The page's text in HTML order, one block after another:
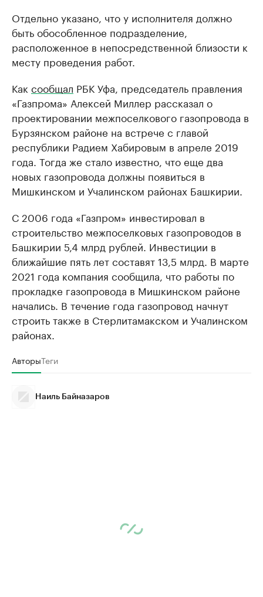
Отдельно указано, что у исполнителя должно
быть обособленное подразделение,
расположенное в непосредственной близости к
месту проведения работ.
Как сообщал РБК Уфа, председатель правления
«Газпрома» Алексей Миллер рассказал о
проектировании межпоселкового газопровода в
Бурзянском районе на встрече с главой
республики Радием Хабировым в апреле 2019
года. Тогда же стало известно, что еще два
новых газопровода должны появиться в
Мишкинском и Учалинском районах Башкирии.
С 2006 года «Газпром» инвестировал в
строительство межпоселковых газопроводов в
Башкирии 5,4 млрд рублей. Инвестиции в
ближайшие пять лет составят 13,5 млрд. В марте
2021 года компания сообщила, что работы по
прокладке газопровода в Мишкинском районе
начались. В течение года газопровод начнут
строить также в Стерлитамакском и Учалинском
районах.
АвторыТеги
Наиль Байназаров